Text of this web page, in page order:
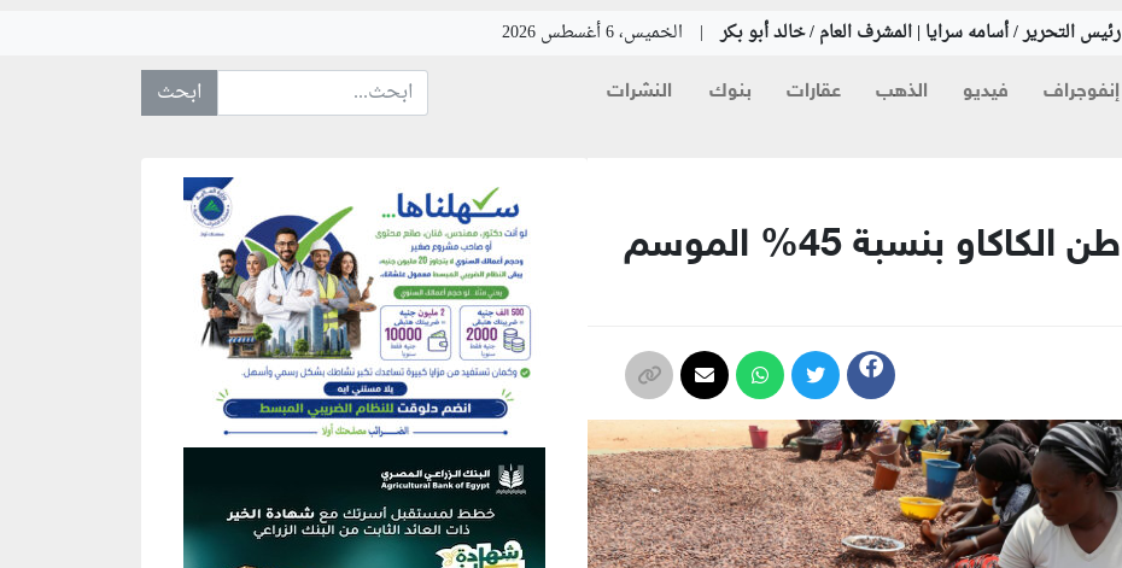
رئيس التحرير / أسامه سرايا | المشرف العام / خالد أبو بكر | الخميس، 6 أغسطس 2026
إنفوجراف فيديو الذهب عقارات بنوك النشرات ابحث عن... :
“غانا” تعتزم رفع سعر طن الكاكاو بنسبة 45% الموسم
منطقة إعلانية
منطقة إعلانية